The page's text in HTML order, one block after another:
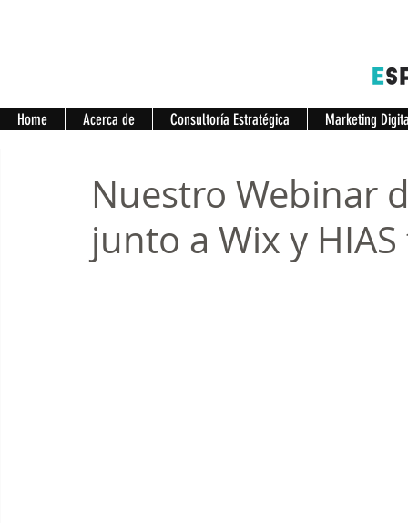
Home Acerca de Consultoría Estratégica Marketing
Nuestro Webinar
junto a Wix y